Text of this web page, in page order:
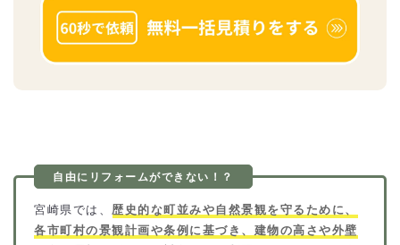
宮崎県では、 歴史的な町並みや自然景観を守るために、
各市町村の景観計画や条例に基づき、建物の高さや外壁